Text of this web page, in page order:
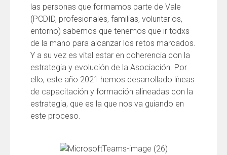
las personas que formamos parte de Vale
(PCDID, profesionales, familias, voluntarios,
entorno) sabemos que tenemos que ir todxs
de la mano para alcanzar los retos marcados.
Y a su vez es vital estar en coherencia con la
estrategia y evolución de la Asociación. Por
ello, este año 2021 hemos desarrollado líneas
de capacitación y formación alineadas con la
estrategia, que es la que nos va guiando en
este proceso.